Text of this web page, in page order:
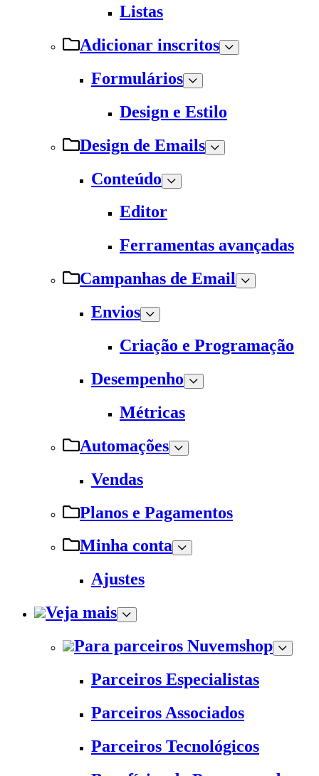
Listas
Adicionar inscritos
Formulários
Design e Estilo
Design de Emails
Conteúdo
Editor
Ferramentas avançadas
Campanhas de Email
Envios
Criação e Programação
Desempenho
Métricas
Automações
Vendas
Planos e Pagamentos
Minha conta
Ajustes
Veja mais
Para parceiros Nuvemshop
Parceiros Especialistas
Parceiros Associados
Parceiros Tecnológicos